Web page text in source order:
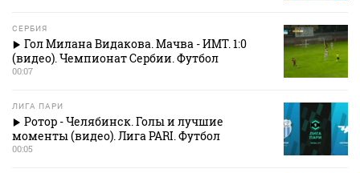
СЕРБИЯ
Гол Милана Видакова. Мачва - ИМТ. 1:0
(видео). Чемпионат Сербии. Футбол
00:07
ЛИГА ПАРИ
Ротор - Челябинск. Голы и лучшие
моменты (видео). Лига PARI. Футбол
00:05